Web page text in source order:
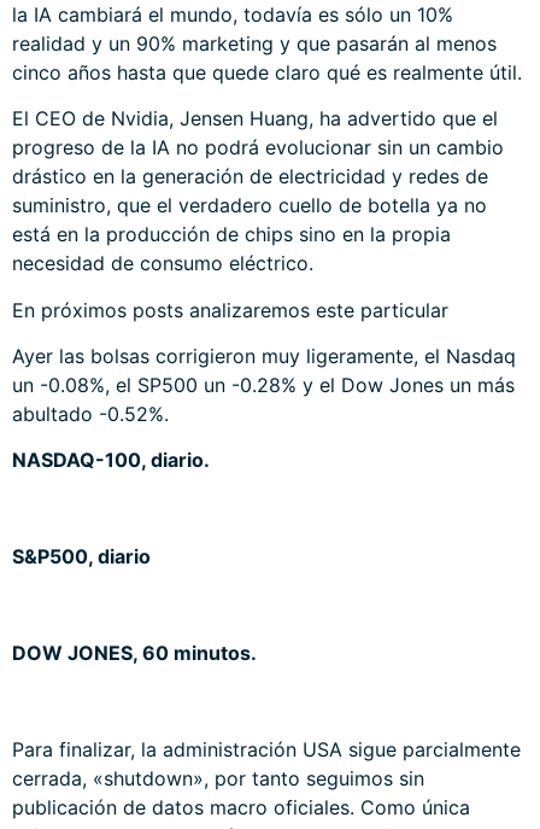
la IA cambiará el mundo, todavía es sólo un 10%
realidad y un 90% marketing y que pasarán al menos
cinco años hasta que quede claro qué es realmente útil.
El CEO de Nvidia, Jensen Huang, ha advertido que el
progreso de la IA no podrá evolucionar sin un cambio
drástico en la generación de electricidad y redes de
suministro, que el verdadero cuello de botella ya no
está en la producción de chips sino en la propia
necesidad de consumo eléctrico.
En próximos posts analizaremos este particular
Ayer las bolsas corrigieron muy ligeramente, el Nasdaq
un -0.08%, el SP500 un -0.28% y el Dow Jones un más
abultado -0.52%.
NASDAQ-100, diario.
S&P500, diario
DOW JONES, 60 minutos.
Para finalizar, la administración USA sigue parcialmente
cerrada, «shutdown», por tanto seguimos sin
publicación de datos macro oficiales. Como única